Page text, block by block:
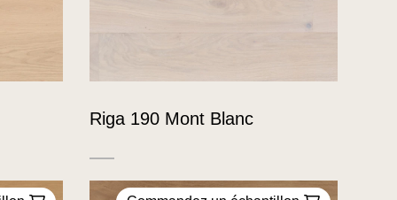
Riga 190 Mont Blanc